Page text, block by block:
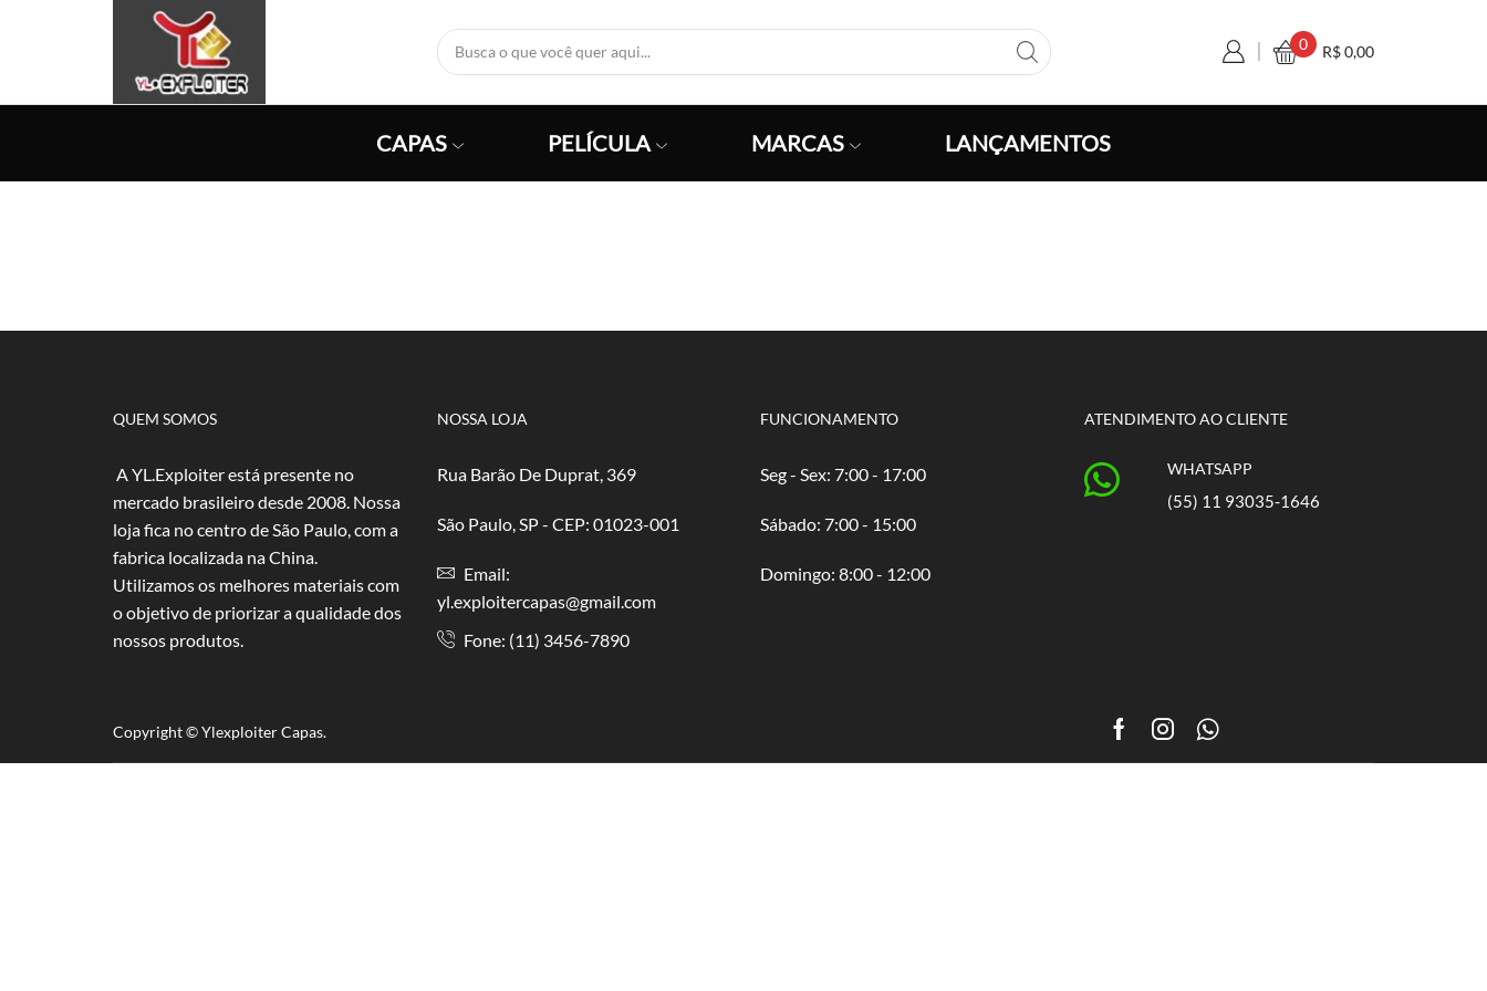
0 R$0,00
CAPAS PELÍCULA MARCAS LANÇAMENTOS
QUEM SOMOS
A YL.Exploiter está presente no
mercado brasileiro desde 2008. Nossa
loja fica no centro de São Paulo, com a
fabrica localizada na China.
Utilizamos os melhores materiais com
o objetivo de priorizar a qualidade dos
nossos produtos.
NOSSA LOJA
Rua Barão De Duprat, 369
São Paulo, SP - CEP: 01023-001
Email:
yl.exploitercapas@gmail.com
Fone: (11) 3456-7890
FUNCIONAMENTO
Seg - Sex: 7:00 - 17:00
​​Sábado: 7:00 - 15:00
​Domingo: 8:00 - 12:00
ATENDIMENTO AO CLIENTE
WHATSAPP
(55) 11 93035-1646
Copyright © Ylexploiter Capas. Facebook
InstagramWhatsapp